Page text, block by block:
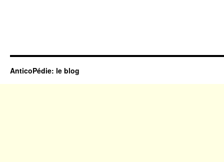
AnticoPédie: le blog